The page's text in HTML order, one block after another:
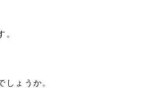
。
しょうか。